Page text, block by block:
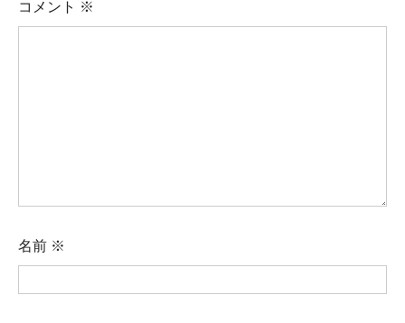
コメント ※
名前 ※